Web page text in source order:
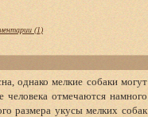
(1)
однако мелкие собаки могут
отмечаются намного
размера укусы мелких собак